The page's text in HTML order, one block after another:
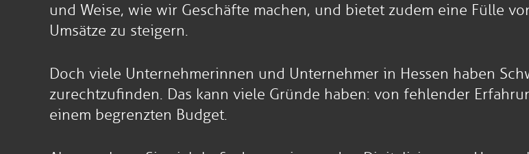
und Weise, wie wir Geschäfte machen, und bietet zudem eine Fülle
Umsätze zu steigern.
Doch viele Unternehmerinnen und Unternehmer in Hessen haben
zurechtzufinden. Das kann viele Gründe haben: von fehlender
einem begrenzten Budget.